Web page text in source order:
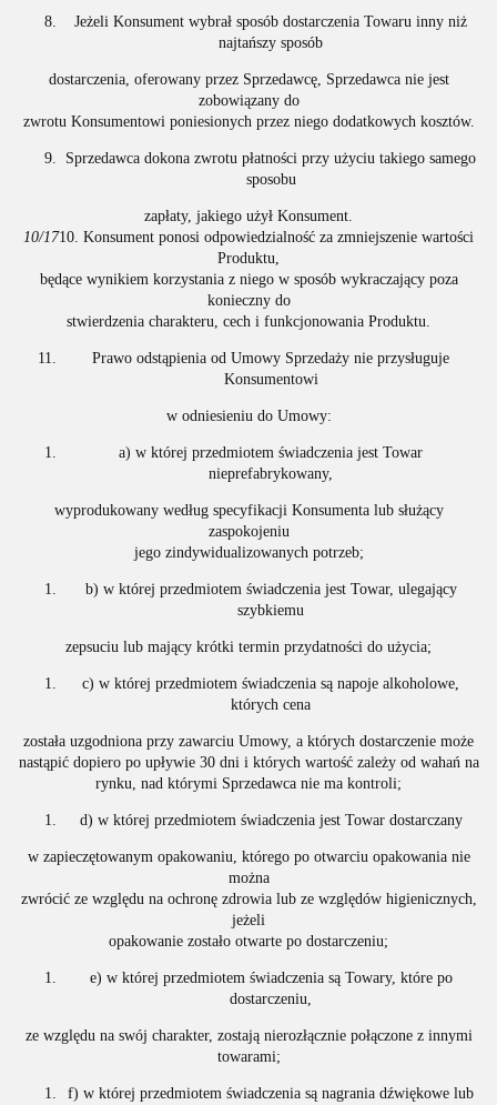
Jeżeli Konsument wybrał sposób dostarczenia Towaru inny niż
najtańszy sposób
dostarczenia, oferowany przez Sprzedawcę, Sprzedawca nie jest
zobowiązany do
zwrotu Konsumentowi poniesionych przez niego dodatkowych kosztów.
Sprzedawca dokona zwrotu płatności przy użyciu takiego samego
sposobu
zapłaty, jakiego użył Konsument.
10/1710. Konsument ponosi odpowiedzialność za zmniejszenie wartości
Produktu,
będące wynikiem korzystania z niego w sposób wykraczający poza
konieczny do
stwierdzenia charakteru, cech i funkcjonowania Produktu.
Prawo odstąpienia od Umowy Sprzedaży nie przysługuje
Konsumentowi
w odniesieniu do Umowy:
a) w której przedmiotem świadczenia jest Towar
nieprefabrykowany,
wyprodukowany według specyfikacji Konsumenta lub służący
zaspokojeniu
jego zindywidualizowanych potrzeb;
b) w której przedmiotem świadczenia jest Towar, ulegający
szybkiemu
zepsuciu lub mający krótki termin przydatności do użycia;
c) w której przedmiotem świadczenia są napoje alkoholowe,
których cena
została uzgodniona przy zawarciu Umowy, a których dostarczenie może
nastąpić dopiero po upływie 30 dni i których wartość zależy od wahań na
rynku, nad którymi Sprzedawca nie ma kontroli;
d) w której przedmiotem świadczenia jest Towar dostarczany
w zapieczętowanym opakowaniu, którego po otwarciu opakowania nie
można
zwrócić ze względu na ochronę zdrowia lub ze względów higienicznych,
jeżeli
opakowanie zostało otwarte po dostarczeniu;
e) w której przedmiotem świadczenia są Towary, które po
dostarczeniu,
ze względu na swój charakter, zostają nierozłącznie połączone z innymi
towarami;
f) w której przedmiotem świadczenia są nagrania dźwiękowe lub